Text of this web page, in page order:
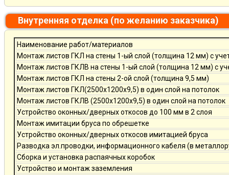
Внутренняя отделка (по желанию заказчика)
Наименование работ/материалов
Монтаж листов ГКЛ на стены 1-ый слой (толщина 12 мм) с
Монтаж листов ГКЛВ на стены 1-ый слой (толщина 12 мм) с
Монтаж листов ГКЛ на стены 2-ой слой (толщина 9,5 мм)
Монтаж листов ГКЛ(2500х1200х9,5) в один слой на потолок
Монтаж листов ГКЛВ (2500х1200х9,5) в один слой на потолок
Устройство оконных/дверных откосов до 100 мм в 2 слоя
Монтаж имитации бруса по обрешетке
Устройство оконных/дверных откосов имитацией бруса
Разводка эл.проводки, информационного кабеля (в
Сборка и установка распаячных коробок
Устройство и монтаж заземления